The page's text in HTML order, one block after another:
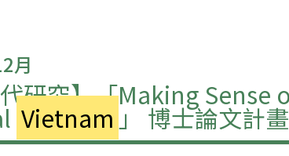
月
代研究】「Making
Vietnam 」 博士論文計